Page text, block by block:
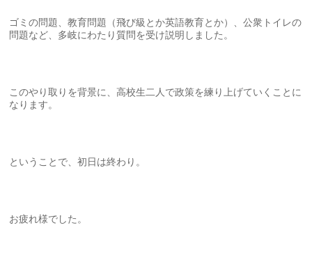
ゴミの問題、教育問題（飛び級とか英語教育とか）、公衆トイレの
問題など、多岐にわたり質問を受け説明しました。
このやり取りを背景に、高校生二人で政策を練り上げていくことに
なります。
ということで、初日は終わり。
お疲れ様でした。